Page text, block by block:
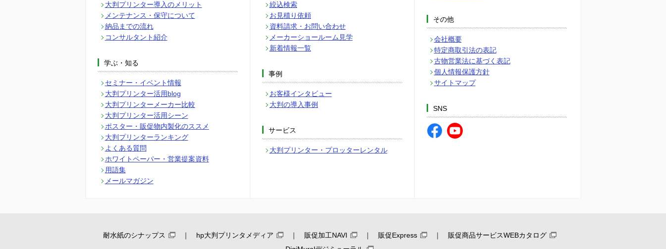
大判プリンター導入のメリット
メンテナンス・保守について
納品までの流れ
コンサルタント紹介
学ぶ・知る
セミナー・イベント情報
大判プリンター活用blog
大判プリンターメーカー比較
大判プリンター活用シーン
ポスター・販促物内製化のススメ
大判プリンターランキング
よくある質問
ホワイトペーパー・営業提案資料
用語集
メールマガジン
絞込検索
お見積り依頼
資料請求・お問い合わせ
メーカーショールーム見学
新着情報一覧
事例
お客様インタビュー
大判の導入事例
サービス
大判プリンター・プロッターレンタル
その他
会社概要
特定商取引法の表記
古物営業法に基づく表記
個人情報保護方針
サイトマップ
SNS
耐水紙のシナップス hp大判プリンタメディア 販促加工NAVI 販促Express
販促商品サービスWEBカタログ